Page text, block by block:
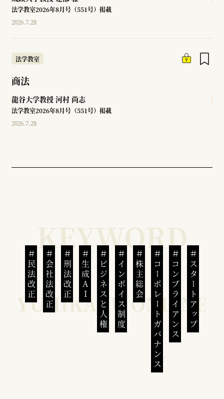
法学教室2026年8月号（551号）掲載
2026.7.28
法学教室
商法
龍谷大学教授 河村 尚志
法学教室2026年8月号（551号）掲載
2026.7.28
民法改正 会社法改正 刑法改正 生成AI ビジネスと人権インボイス制度 株主総会 コーポレートガバナンスコンプライアンススタートアップ